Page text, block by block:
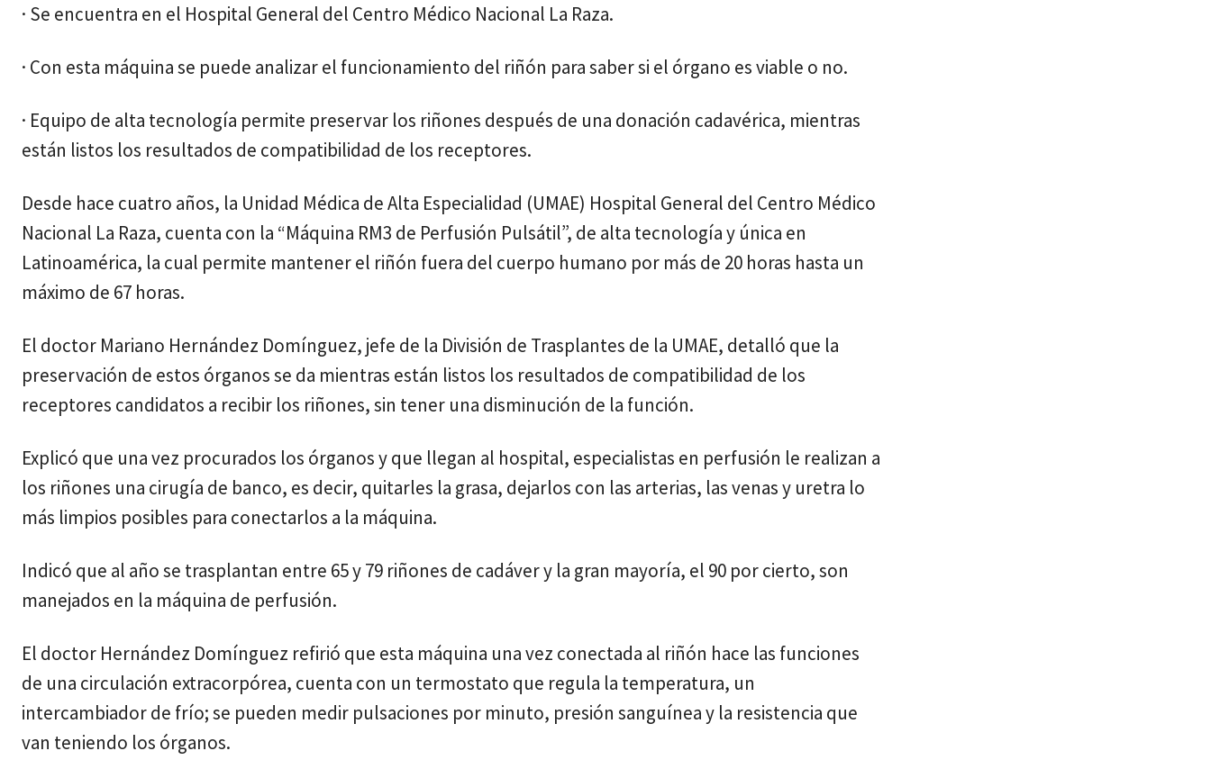
· Se encuentra en el Hospital General del Centro Médico Nacional La Raza.
· Con esta máquina se puede analizar el funcionamiento del riñón para saber si el órgano es viable o no.
· Equipo de alta tecnología permite preservar los riñones después de una donación cadavérica, mientras
están listos los resultados de compatibilidad de los receptores.
Desde hace cuatro años, la Unidad Médica de Alta Especialidad (UMAE) Hospital General del Centro Médico
Nacional La Raza, cuenta con la “Máquina RM3 de Perfusión Pulsátil”, de alta tecnología y única en
Latinoamérica, la cual permite mantener el riñón fuera del cuerpo humano por más de 20 horas hasta un
máximo de 67 horas.
El doctor Mariano Hernández Domínguez, jefe de la División de Trasplantes de la UMAE, detalló que la
preservación de estos órganos se da mientras están listos los resultados de compatibilidad de los
receptores candidatos a recibir los riñones, sin tener una disminución de la función.
Explicó que una vez procurados los órganos y que llegan al hospital, especialistas en perfusión le realizan a
los riñones una cirugía de banco, es decir, quitarles la grasa, dejarlos con las arterias, las venas y uretra lo
más limpios posibles para conectarlos a la máquina.
Indicó que al año se trasplantan entre 65 y 79 riñones de cadáver y la gran mayoría, el 90 por cierto, son
manejados en la máquina de perfusión.
El doctor Hernández Domínguez refirió que esta máquina una vez conectada al riñón hace las funciones
de una circulación extracorpórea, cuenta con un termostato que regula la temperatura, un
intercambiador de frío; se pueden medir pulsaciones por minuto, presión sanguínea y la resistencia que
van teniendo los órganos.